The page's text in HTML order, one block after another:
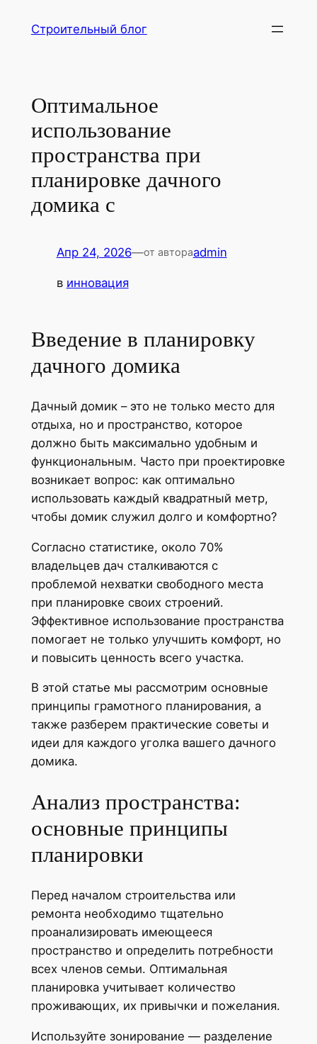
Строительный блог
Оптимальное
использование
пространства при
планировке дачного
домика с
Апр 24, 2026—от автораadmin
в инновация
Введение в планировку
дачного домика
Дачный домик – это не только место для
отдыха, но и пространство, которое
должно быть максимально удобным и
функциональным. Часто при проектировке
возникает вопрос: как оптимально
использовать каждый квадратный метр,
чтобы домик служил долго и комфортно?
Согласно статистике, около 70%
владельцев дач сталкиваются с
проблемой нехватки свободного места
при планировке своих строений.
Эффективное использование пространства
помогает не только улучшить комфорт, но
и повысить ценность всего участка.
В этой статье мы рассмотрим основные
принципы грамотного планирования, а
также разберем практические советы и
идеи для каждого уголка вашего дачного
домика.
Анализ пространства:
основные принципы
планировки
Перед началом строительства или
ремонта необходимо тщательно
проанализировать имеющееся
пространство и определить потребности
всех членов семьи. Оптимальная
планировка учитывает количество
проживающих, их привычки и пожелания.
Используйте зонирование — разделение